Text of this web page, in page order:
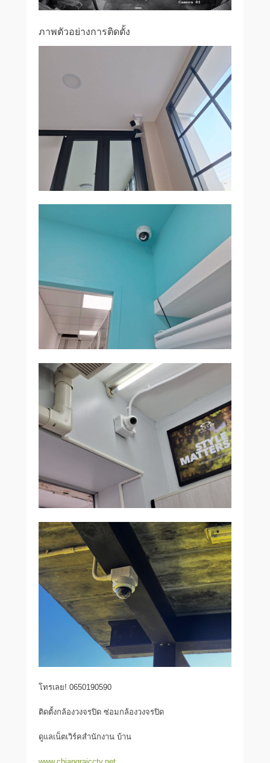
ภาพตัวอย่างการติดตั้ง
โทรเลย! 0650190590
ติดตั้งกล้องวงจรปิด ซ่อมกล้องวงจรปิด
ดูแลเน็ตเวิร์คสำนักงาน บ้าน